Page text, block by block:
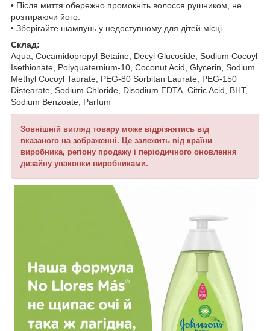
• Після миття обережно промокніть волосся рушником, не
розтираючи його.
• Зберігайте шампунь у недоступному для дітей місці.
Склад:
Aqua, Cocamidopropyl Betaine, Decyl Glucoside, Sodium Cocoyl
Isethionate, Polyquaternium-10, Coconut Acid, Glycerin, Sodium
Methyl Cocoyl Taurate, PEG-80 Sorbitan Laurate, PEG-150
Distearate, Sodium Chloride, Disodium EDTA, Citric Acid, BHT,
Sodium Benzoate, Parfum
Зовнішній вигляд товару може відрізнятись від
вказаного на зображенні. Це залежить від країни
виробника, регіону продажу і періодичного оновлення
дизайну упаковки виробниками.